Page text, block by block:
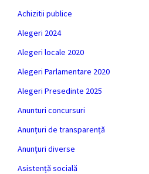
Achizitii publice
Alegeri 2024
Alegeri locale 2020
Alegeri Parlamentare 2020
Alegeri Presedinte 2025
Anunturi concursuri
Anunțuri de transparență
Anunțuri diverse
Asistență socială